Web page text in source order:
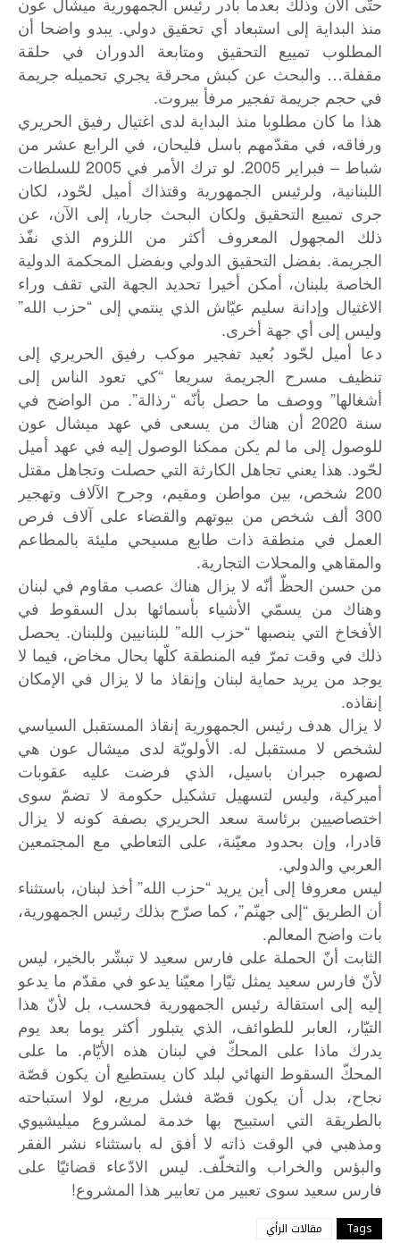
منذ البداية إلى استبعاد أي تحقيق دولي. يبدو واضحا أن
المطلوب تمييع التحقيق ومتابعة الدوران في حلقة
مقفلة… والبحث عن كبش محرقة يجري تحميله جريمة
في حجم جريمة تفجير مرفأ بيروت.
هذا ما كان مطلوبا منذ البداية لدى اغتيال رفيق الحريري
ورفاقه، في مقدّمهم باسل فليحان، في الرابع عشر من
شباط – فبراير 2005. لو ترك الأمر في 2005 للسلطات
اللبنانية، ولرئيس الجمهورية وقتذاك أميل لحّود، لكان
جرى تمييع التحقيق ولكان البحث جاريا، إلى الآن، عن
ذلك المجهول المعروف أكثر من اللزوم الذي نفّذ
الجريمة. بفضل التحقيق الدولي وبفضل المحكمة الدولية
الخاصة بلبنان، أمكن أخيرا تحديد الجهة التي تقف وراء
الاغتيال وإدانة سليم عيّاش الذي ينتمي إلى “حزب الله”
وليس إلى أي جهة أخرى.
دعا أميل لحّود بُعيد تفجير موكب رفيق الحريري إلى
تنظيف مسرح الجريمة سريعا “كي تعود الناس إلى
أشغالها” ووصف ما حصل بأنّه “رذالة”. من الواضح في
سنة 2020 أن هناك من يسعى في عهد ميشال عون
للوصول إلى ما لم يكن ممكنا الوصول إليه في عهد أميل
لحّود. هذا يعني تجاهل الكارثة التي حصلت وتجاهل مقتل
200 شخص، بين مواطن ومقيم، وجرح الآلاف وتهجير
300 ألف شخص من بيوتهم والقضاء على آلاف فرص
العمل في منطقة ذات طابع مسيحي مليئة بالمطاعم
والمقاهي والمحلات التجارية.
من حسن الحظّ أنّه لا يزال هناك عصب مقاوم في لبنان
وهناك من يسمّي الأشياء بأسمائها بدل السقوط في
الأفخاخ التي ينصبها “حزب الله” للبنانيين وللبنان. يحصل
ذلك في وقت تمرّ فيه المنطقة كلّها بحال مخاض، فيما لا
يوجد من يريد حماية لبنان وإنقاذ ما لا يزال في الإمكان
إنقاذه.
لا يزال هدف رئيس الجمهورية إنقاذ المستقبل السياسي
لشخص لا مستقبل له. الأولويّة لدى ميشال عون هي
لصهره جبران باسيل، الذي فرضت عليه عقوبات
أميركية، وليس لتسهيل تشكيل حكومة لا تضمّ سوى
اختصاصيين برئاسة سعد الحريري بصفة كونه لا يزال
قادرا، وإن بحدود معيّنة، على التعاطي مع المجتمعين
العربي والدولي.
ليس معروفا إلى أين يريد “حزب الله” أخذ لبنان، باستثناء
أن الطريق “إلى جهنّم”، كما صرّح بذلك رئيس الجمهورية،
بات واضح المعالم.
الثابت أنّ الحملة على فارس سعيد لا تبشّر بالخير، ليس
لأنّ فارس سعيد يمثل تيّارا معيّنا يدعو في مقدّم ما يدعو
إليه إلى استقالة رئيس الجمهورية فحسب، بل لأنّ هذا
التيّار،
العابر للطوائف، الذي يتبلور أكثر يوما بعد يوم
يدرك ماذا على المحكّ في لبنان هذه الأيّام. ما
على
المحكّ السقوط النهائي لبلد كان يستطيع أن يكون قصّة
نجاح،
بدل أن يكون قصّة فشل مريع، لولا
استباحته
بالطريقة
التي استبيح بها خدمة لمشروع
ميليشيوي
ومذهبي في الوقت ذاته لا أفق له باستثناء نشر
الفقر
والبؤس
والخراب والتخلّف. ليس الادّعاء قضائيّا
على
فارس سعيد سوى تعبير من تعابير هذا المشروع!
Tags مقالات الرأي